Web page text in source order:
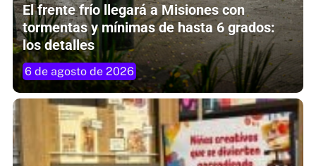
El frente frío llegará a Misiones con
tormentas y mínimas de hasta 6 grados:
los detalles
6 de agosto de 2026